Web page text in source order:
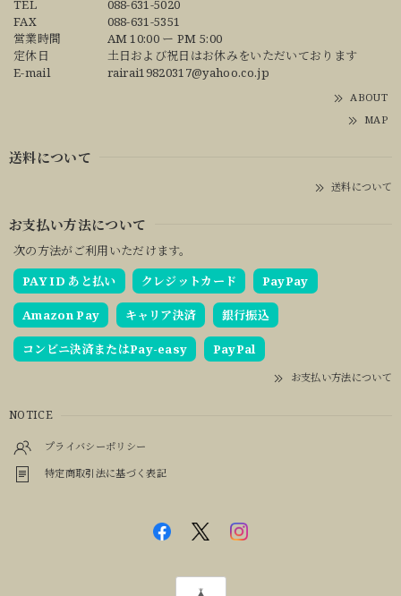
TEL
088-631-5020
FAX
088-631-5351
営業時間
AM 10:00 ー PM 5:00
定休日
土日および祝日はお休みをいただいております
E-mail
rairai19820317@yahoo.co.jp
ABOUT
MAP
送料について
送料について
お支払い方法について
次の方法がご利用いただけます。
PAY ID あと払い
クレジットカード PayPay
Amazon Pay キャリア決済 銀行振込
コンビニ決済またはPay-easy PayPal
お支払い方法について
NOTICE
プライバシーポリシー
特定商取引法に基づく表記